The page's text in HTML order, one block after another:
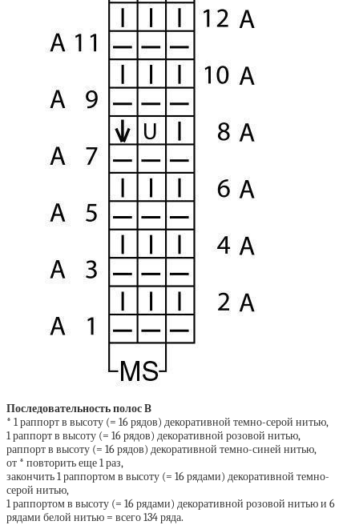
Последовательность полос B
* 1 раппорт в высоту (= 16 рядов) декоративной темно-серой нитью,
1 раппорт в высоту (= 16 рядов) декоративной розовой нитью,
раппорт в высоту (= 16 рядов) декоративной темно-синей нитью,
от * повторить еще 1 раз,
закончить 1 раппортом в высоту (= 16 рядами) декоративной темно-
серой нитью,
1 раппортом в высоту (= 16 рядами) декоративной розовой нитью и 6
рядами белой нитью = всего 134 ряда.